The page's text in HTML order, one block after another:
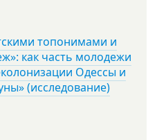
топонимами и
как часть молодежи
Одессы и
(исследование)